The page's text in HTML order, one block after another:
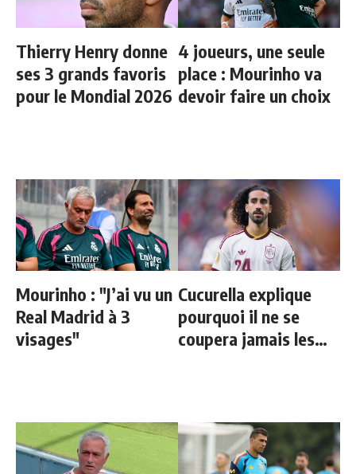
Thierry Henry donne
ses 3 grands favoris
pour le Mondial 2026
4 joueurs, une seule
place : Mourinho va
devoir faire un choix
Mourinho : "J’ai vu un
Real Madrid à 3
visages"
Cucurella explique
pourquoi il ne se
coupera jamais les